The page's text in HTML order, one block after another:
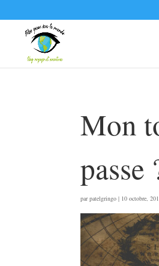
Mon
passe
parpatelgringo | 10 octobre,